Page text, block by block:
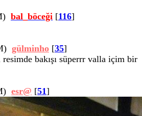
bal_böceği [116]
gülminho [35]
bakışı süperrr valla içim bir
esr@ [51]